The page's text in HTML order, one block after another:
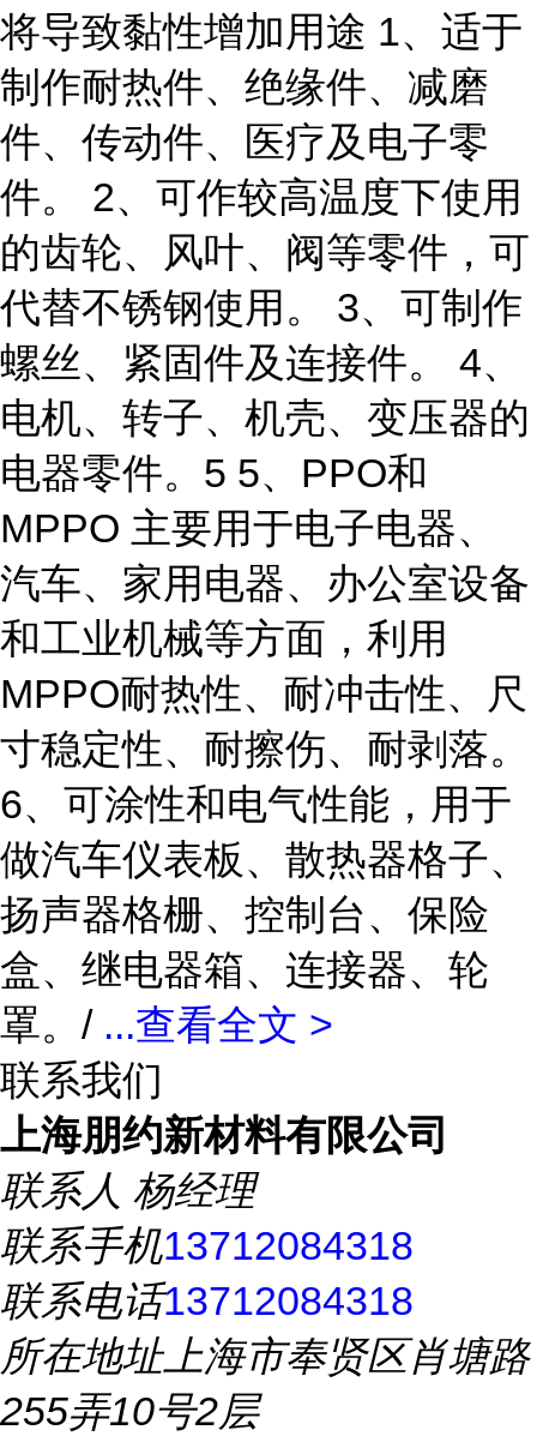
将导致黏性增加用途 1、适于
制作耐热件、绝缘件、减磨
件、传动件、医疗及电子零
件。 2、可作较高温度下使用
的齿轮、风叶、阀等零件，可
代替不锈钢使用。 3、可制作
螺丝、紧固件及连接件。 4、
电机、转子、机壳、变压器的
电器零件。5 5、PPO和
MPPO 主要用于电子电器、
汽车、家用电器、办公室设备
和工业机械等方面，利用
MPPO耐热性、耐冲击性、尺
寸稳定性、耐擦伤、耐剥落。
6、可涂性和电气性能，用于
做汽车仪表板、散热器格子、
扬声器格栅、控制台、保险
盒、继电器箱、连接器、轮
罩。/ ...查看全文 >
联系我们
上海朋约新材料有限公司
联系人 杨经理
联系手机13712084318
联系电话13712084318
所在地址上海市奉贤区肖塘路
255弄10号2层